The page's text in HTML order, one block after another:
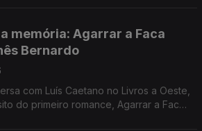
memória: Agarrar a Faca
Bernardo
com Luís Caetano no Livros a Oeste,
do primeiro romance, Agarrar a Faca